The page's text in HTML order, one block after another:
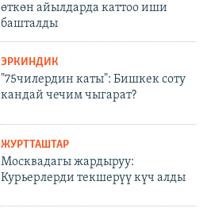
өткөн айылдарда каттоо иши
башталды
ЭРКИНДИК
"75чилердин каты": Бишкек соту
кандай чечим чыгарат?
ЖУРТТАШТАР
Москвадагы жардыруу:
Курьерлерди текшерүү күч алды